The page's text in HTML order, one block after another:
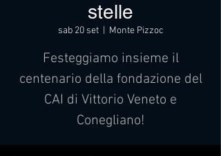
stelle
sab 20 set
  |
Monte Pizzoc
Festeggiamo insieme il
centenario della fondazione del
CAI di Vittorio Veneto e
Conegliano!